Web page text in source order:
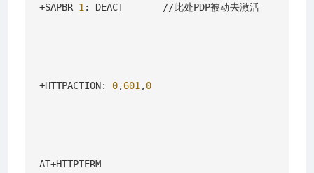
+SAPBR 1 : DEACT       //此处PDP被动去激活
+HTTPACTION: 0,601 ,0
AT+HTTPTERM